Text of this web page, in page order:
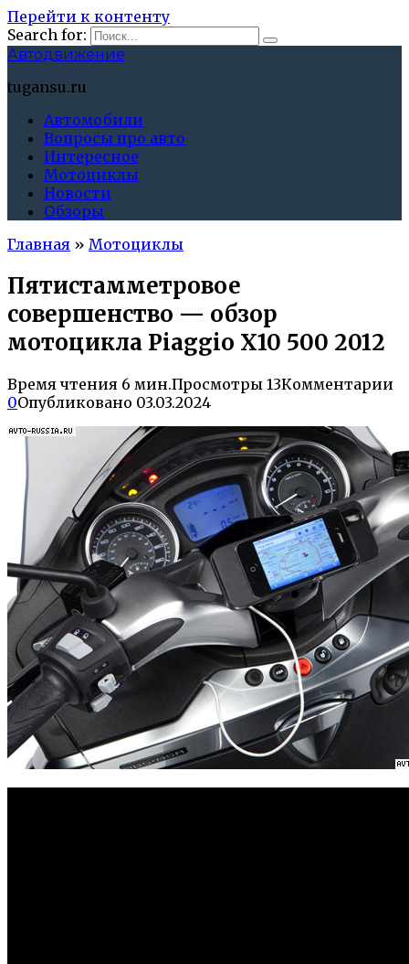
Перейти к контенту
Search for:
Автодвижение
tugansu.ru
Автомобили
Вопросы про авто
Интересное
Мотоциклы
Новости
Обзоры
Главная » Мотоциклы
Пятистамметровое
совершенство — обзор
мотоцикла Piaggio X10 500 2012
Время чтения 6 мин.Просмотры 13Комментарии
0Опубликовано 03.03.2024